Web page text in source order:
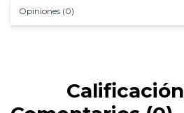
Opiniones (0)
Calificación